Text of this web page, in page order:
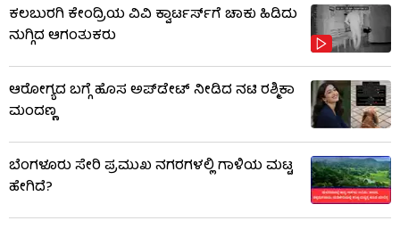
ಕಲಬುರಗಿ ಕೇಂದ್ರಿಯ ವಿವಿ ಕ್ವಾರ್ಟರ್ಸ್‌ಗೆ ಚಾಕು ಹಿಡಿದು
ನುಗ್ಗಿದ ಆಗಂತುಕರು
ಆರೋಗ್ಯದ ಬಗ್ಗೆ ಹೊಸ ಅಪ್​​​ಡೇಟ್​ ನೀಡಿದ ನಟಿ ರಶ್ಮಿಕಾ
ಮಂದಣ್ಣ
ಬೆಂಗಳೂರು ಸೇರಿ ಪ್ರಮುಖ ನಗರಗಳಲ್ಲಿ ಗಾಳಿಯ ಮಟ್ಟ
ಹೇಗಿದೆ?